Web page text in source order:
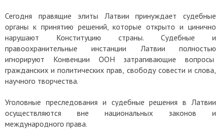
Сегодня правящие элиты Латвии принуждает судебные
органы к принятию решений, которые открыто и цинично
нарушают Конституцию страны. Судебные и
правоохранительные инстанции Латвии полностью
игнорируют Конвенции ООН затрагивающие вопросы
гражданских и политических прав, свободу совести и слова,
научного творчества.
Уголовные преследования и судебные решения в Латвии
осуществляются вне национальных законов и
международного права.